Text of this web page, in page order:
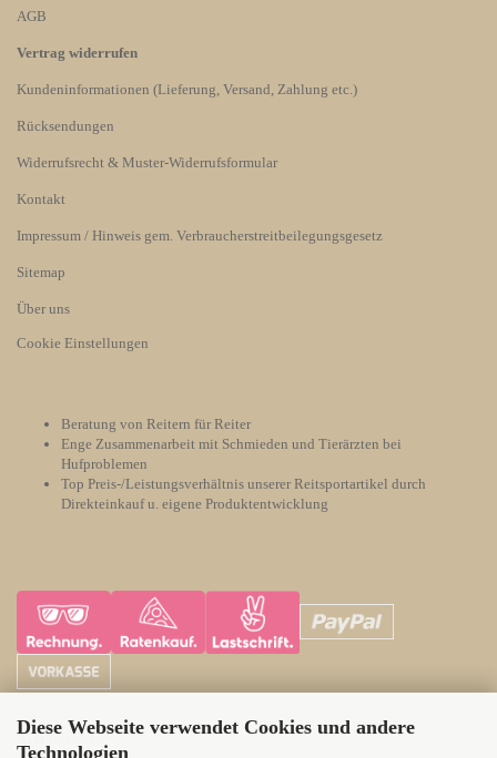
Diese Webseite verwendet Cookies und andere
Technologien
AGB
Vertrag widerrufen
Kundeninformationen (Lieferung, Versand, Zahlung etc.)
Rücksendungen
Widerrufsrecht & Muster-Widerrufsformular
Kontakt
Impressum / Hinweis gem. Verbraucherstreitbeilegungsgesetz
Sitemap
Über uns
Cookie Einstellungen
Beratung von Reitern für Reiter
Enge Zusammenarbeit mit Schmieden und Tierärzten bei
Hufproblemen
Top Preis-/Leistungsverhältnis unserer Reitsportartikel durch
Direkteinkauf u. eigene Produktentwicklung
ATH Horsecare